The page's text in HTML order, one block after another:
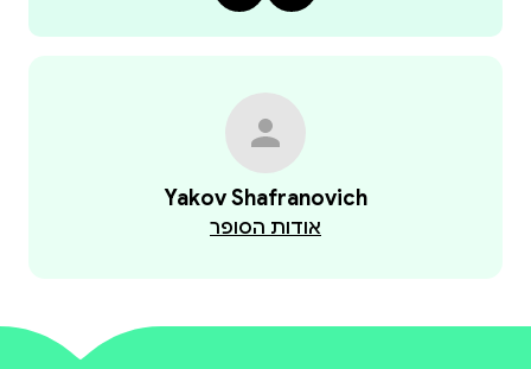
Yakov Shafranovich
אודות הסופר